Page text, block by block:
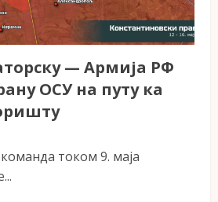
— Армија РФ
ОСУ на путу ка
команда током 9. маја